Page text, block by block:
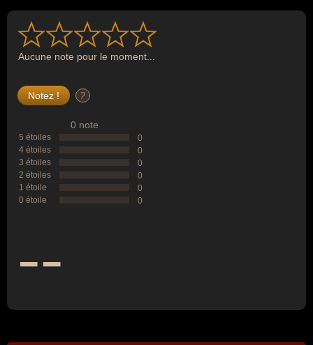
Aucune note pour le moment...
?
0 note
5 étoiles
0
4 étoiles
0
3 étoiles
0
2 étoiles
0
1 étoile
0
0 étoile
0
--